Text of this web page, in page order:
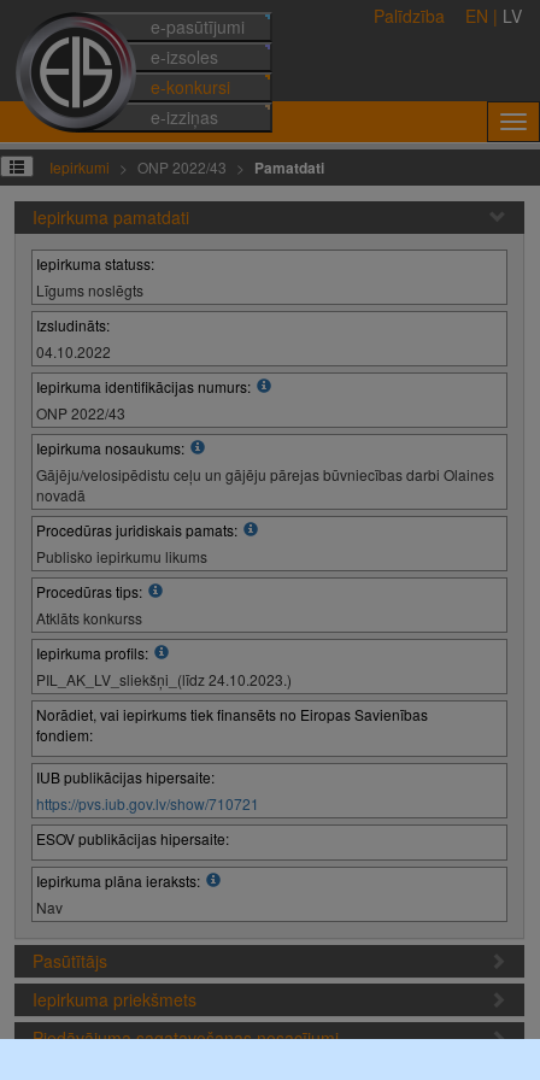
e-pasūtījumi
e-izsoles
e-konkursi
e-izziņas
Palīdzība EN | LV
Iepirkumi ONP 2022/43 Pamatdati
Iepirkuma pamatdati
Iepirkuma statuss:
Līgums noslēgts
Izsludināts:
04.10.2022
Iepirkuma identifikācijas numurs:
ONP 2022/43
Iepirkuma nosaukums:
Gājēju/velosipēdistu ceļu un gājēju pārejas būvniecības darbi Olaines
novadā
Procedūras juridiskais pamats:
Publisko iepirkumu likums
Procedūras tips:
Atklāts konkurss
Iepirkuma profils:
PIL_AK_LV_sliekšņi_(līdz 24.10.2023.)
Norādiet, vai iepirkums tiek finansēts no Eiropas Savienības
fondiem:
IUB publikācijas hipersaite:
https://pvs.iub.gov.lv/show/710721
ESOV publikācijas hipersaite:
Iepirkuma plāna ieraksts:
Nav
Pasūtītājs
Iepirkuma priekšmets
Piedāvājuma sagatavošanas nosacījumi